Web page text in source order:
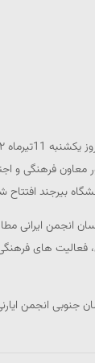
معاون فرهنگی
بیرجند افتتاح
انجمن ایرانی
های فرهنگی
جنوبی انجمن